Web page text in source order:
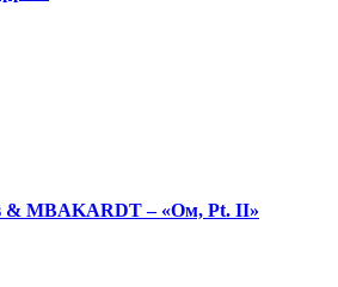
& MBAKARDT – «Ом, Pt. II»